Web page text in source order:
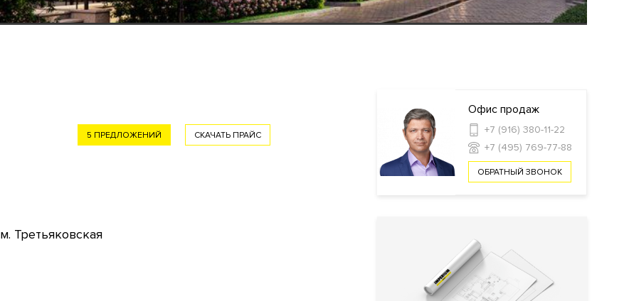
СКАЧАТЬ ПРАЙС
5 ПРЕДЛОЖЕНИЙ
м. Третьяковская
Офис продаж
+7 (916) 380-11-22
+7 (495) 769-77-88
ОБРАТНЫЙ ЗВОНОК